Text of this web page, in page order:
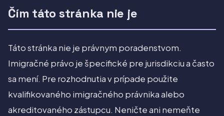
Čím táto stránka nie je
Táto stránka nie je právnym poradenstvom.
Imigračné právo je špecifické pre jurisdikciu a často
sa mení. Pre rozhodnutia v prípade použite
kvalifikovaného imigračného právnika alebo
akreditovaného zástupcu. Neničte ani nemeňte